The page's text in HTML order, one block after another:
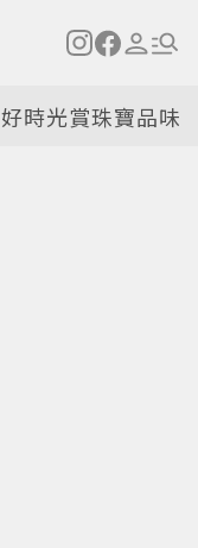
好時光賞珠寶品味